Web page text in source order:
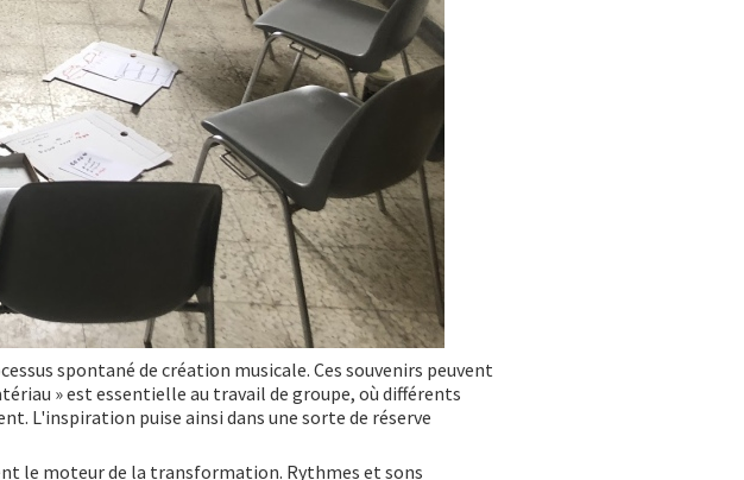
spontané de création musicale. Ces souvenirs peuvent
» est essentielle au travail de groupe, où différents
L'inspiration puise ainsi dans une sorte de réserve
le moteur de la transformation. Rythmes et sons